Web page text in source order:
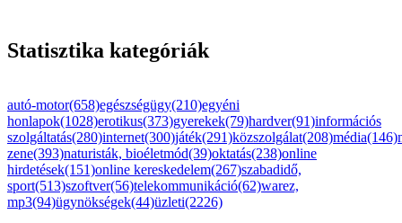
Statisztika kategóriák
autó-motor(658)egészségügy(210)egyéni
honlapok(1028)erotikus(373)gyerekek(79)hardver(91)információs
szolgáltatás(280)internet(300)játék(291)közszolgálat(208)média(146)
zene(393)naturisták, bioéletmód(39)oktatás(238)online
hirdetések(151)online kereskedelem(267)szabadidő,
sport(513)szoftver(56)telekommunikáció(62)warez,
mp3(94)ügynökségek(44)üzleti(2226)